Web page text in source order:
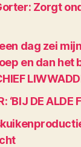
Zorgt
dag zei
en dan het
‘BIJ DE ALDE